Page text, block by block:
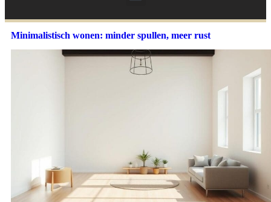
Minimalistisch wonen: minder spullen, meer rust